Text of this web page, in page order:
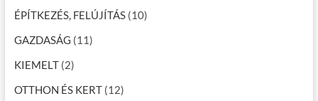
c
ó
ÉPÍTKEZÉS, FELÚJÍTÁS(10)
GAZDASÁG (11)
KIEMELT(2)
OTTHON ÉS KERT(12)